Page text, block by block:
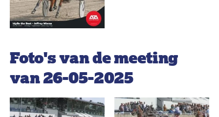
Foto's van de meeting
van 26-05-2025